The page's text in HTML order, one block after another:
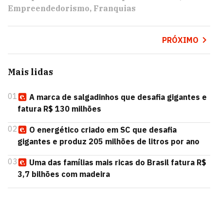
Empreendedorismo Franquias
PRÓXIMO
Mais lidas
01
A marca de salgadinhos que desafia gigantes e
fatura R$ 130 milhões
02
O energético criado em SC que desafia
gigantes e produz 205 milhões de litros por ano
03
Uma das famílias mais ricas do Brasil fatura R$
3,7 bilhões com madeira